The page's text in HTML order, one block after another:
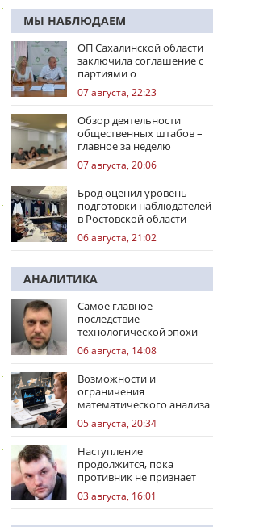
МЫ НАБЛЮДАЕМ
ОП Сахалинской области
заключила соглашение с
партиями о
сотрудничестве на
выборах
07 августа, 22:23
Обзор деятельности
общественных штабов –
главное за неделю
07 августа, 20:06
Брод оценил уровень
подготовки наблюдателей
в Ростовской области
06 августа, 21:02
АНАЛИТИКА
Самое главное
последствие
технологической эпохи
06 августа, 14:08
Возможности и
ограничения
математического анализа
избирательных кампаний
05 августа, 20:34
Наступление
продолжится, пока
противник не признает
стратегическое
поражение
03 августа, 16:01